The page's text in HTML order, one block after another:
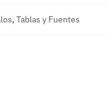
, Tablas y Fuentes